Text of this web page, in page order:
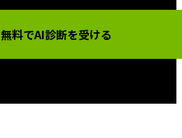
無料でAI診断を受ける